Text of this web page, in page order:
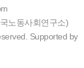
노동사회연구소)
Supported by